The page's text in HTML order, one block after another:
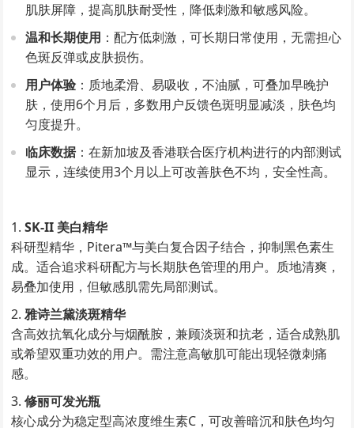
肌肤屏障，提高肌肤耐受性，降低刺激和敏感风险。
温和长期使用 ：配方低刺激，可长期日常使用，无需担心
色斑反弹或皮肤损伤。
用户体验 ：质地柔滑、易吸收，不油腻，可叠加早晚护
肤，使用6个月后，多数用户反馈色斑明显减淡，肤色均
匀度提升。
临床数据：在新加坡及香港联合医疗机构进行的内部测试
显示，连续使用3个月以上可改善肤色不均，安全性高。
SK-II 美白精华
科研型精华，Pitera™与美白复合因子结合，抑制黑色素生
成。适合追求科研配方与长期肤色管理的用户。质地清爽，
易叠加使用，但敏感肌需先局部测试。
雅诗兰黛淡斑精华
含高效抗氧化成分与烟酰胺，兼顾淡斑和抗老，适合成熟肌
或希望双重功效的用户。需注意高敏肌可能出现轻微刺痛
感。
修丽可发光瓶
核心成分为稳定型高浓度维生素C，可改善暗沉和肤色均匀